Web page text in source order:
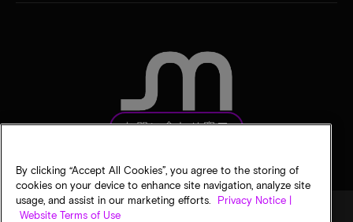
お問い合わせ窓口
By clicking “Accept All Cookies”, you agree to the storing of
cookies on your device to enhance site navigation, analyze site
usage, and assist in our marketing efforts.
Privacy Notice |
Website Terms of Use